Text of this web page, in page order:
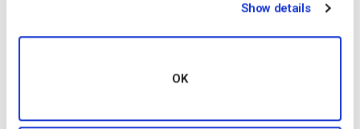
Show details
OK
The video experts blog
solução para o negócio [2022 Update]